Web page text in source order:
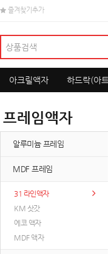
즐겨찾기추가
아크릴액자 하드락(아
프레임액자
알루미늄 프레임
MDF 프레임
31 라인액자
KM 삿갓
에코 액자
MDF 액자